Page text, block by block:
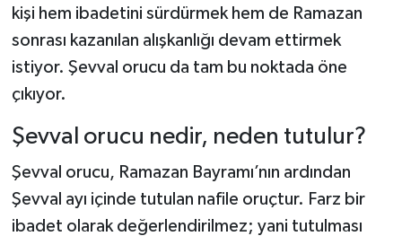
kişi hem ibadetini sürdürmek hem de Ramazan
sonrası kazanılan alışkanlığı devam ettirmek
istiyor. Şevval orucu da tam bu noktada öne
çıkıyor.
Şevval orucu nedir, neden tutulur?
Şevval orucu, Ramazan Bayramı’nın ardından
Şevval ayı içinde tutulan nafile oruçtur. Farz bir
ibadet olarak değerlendirilmez; yani tutulması
Ulusal Haberler
Teknoloji Haberleri
Yerel Haberler